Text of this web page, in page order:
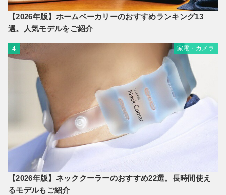
【2026年版】ホームベーカリーのおすすめランキング13
選。人気モデルをご紹介
4 家電・カメラ
【2026年版】ネッククーラーのおすすめ22選。長時間使え
るモデルもご紹介